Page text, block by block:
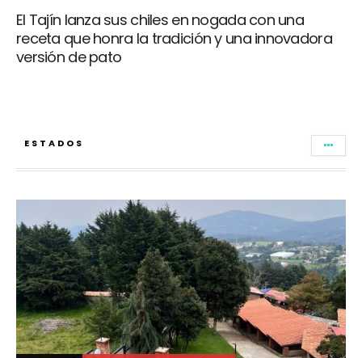
El Tajín lanza sus chiles en nogada con una
receta que honra la tradición y una innovadora
versión de pato
ESTADOS